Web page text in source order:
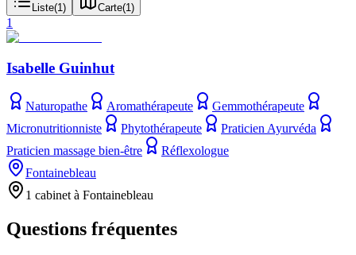
Liste(1 ) Carte(1 )
1
Isabelle Guinhut
Naturopathe Aromathérapeute
Gemmothérapeute
Micronutritionniste
Phytothérapeute
Praticien Ayurvéda
Praticien massage bien-être
Réflexologue
Fontainebleau
1 cabinet à Fontainebleau
Questions fréquentes